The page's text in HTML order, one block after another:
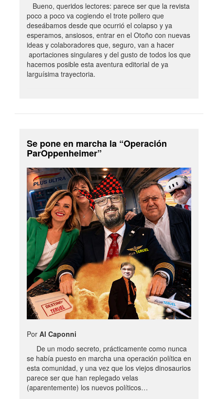
Bueno, queridos lectores: parece ser que la revista
poco a poco va cogiendo el trote pollero que
deseábamos desde que ocurrió el colapso y ya
esperamos, ansiosos, entrar en el Otoño con nuevas
ideas y colaboradores que, seguro, van a hacer
aportaciones singulares y del gusto de todos los que
hacemos posible esta aventura editorial de ya
larguísima trayectoria.
Se pone en marcha la “Operación
ParOppenheimer”
Por Al Caponni
De un modo secreto, prácticamente como nunca
se había puesto en marcha una operación política en
esta comunidad, y una vez que los viejos dinosaurios
parece ser que han replegado velas
(aparentemente) los nuevos políticos…